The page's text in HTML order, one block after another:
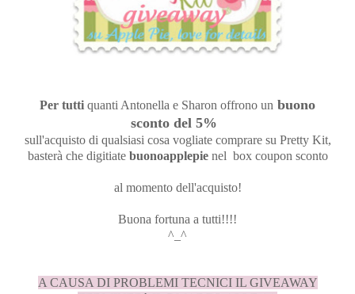
Per tutti quanti Antonella e Sharon offrono un buono
sconto del 5%
sull'acquisto di qualsiasi cosa vogliate comprare su Pretty Kit,
basterà che digitiatebuonoapplepienel box coupon sconto
al momento dell'acquisto!
Buona fortuna a tutti!!!!
^_^
A CAUSA DI PROBLEMI TECNICI IL GIVEAWAY